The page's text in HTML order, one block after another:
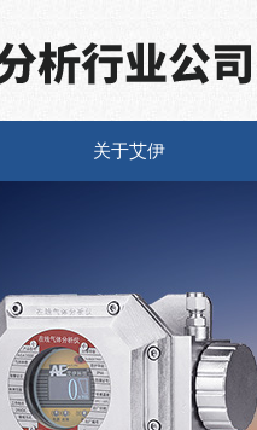
关于艾伊